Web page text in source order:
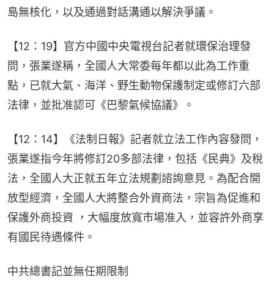
島無核化，以及通過對話溝通以解決爭議。
【12：19】官方中國中央電視台記者就環保治理發
問，張業遂稱，全國人大常委每年都以此為工作重
點，已就大氣、海洋、野生動物保護制定或修訂六部
法律，並批准認可《巴黎氣候協議》。
【12：14】《法制日報》記者就立法工作內容發問，
張業遂指今年將修訂20多部法律，包括《民典》及稅
法，全國人大正就五年立法規劃諮詢意見。為配合開
放型經濟，全國人大將整合外資商法，宗旨為促進和
保護外商投資 ，大幅度放寬市場准入，並容許外商享
有國民待遇條件。
中共總書記並無任期限制